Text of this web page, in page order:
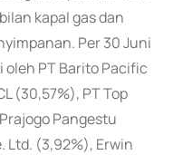
kapal gas dan
Per 30 Juni
PT Barito Pacific
(30,57%), PT Top
Pangestu
Ltd. (3,92%), Erwin